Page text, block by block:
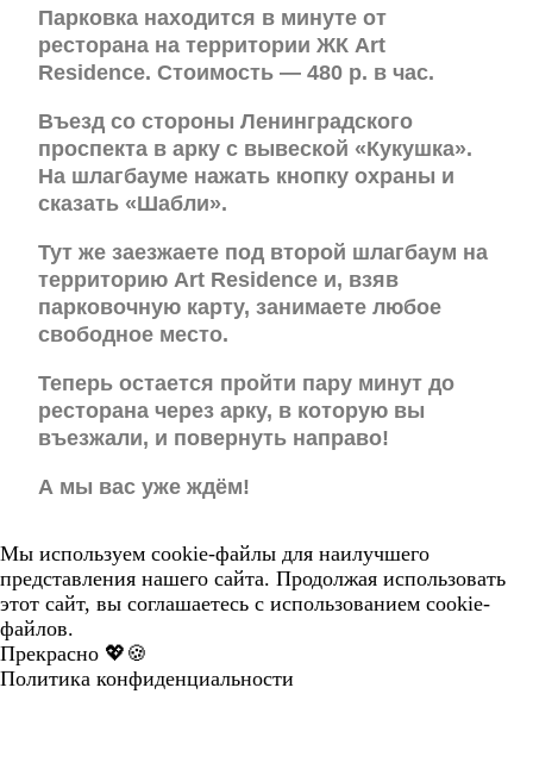
Парковка находится в минуте от
ресторана на территории ЖК Art
Residence. Стоимость — 480 р. в час.
Въезд со стороны Ленинградского
проспекта в арку с вывеской «Кукушка».
На шлагбауме нажать кнопку охраны и
сказать «Шабли».
Тут же заезжаете под второй шлагбаум на
территорию Art Residence и, взяв
парковочную карту, занимаете любое
свободное место.
Теперь остается пройти пару минут до
ресторана через арку, в которую вы
въезжали, и повернуть направо!
А мы вас уже ждём!
Мы используем cookie-файлы для наилучшего
представления нашего сайта. Продолжая использовать
этот сайт, вы соглашаетесь с использованием cookie-
файлов.
Прекрасно 💖🍪
Политика конфиденциальности